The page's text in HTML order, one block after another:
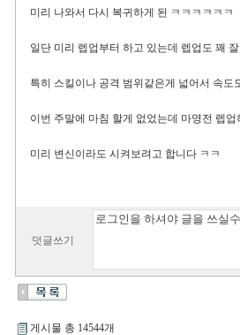
미리 나와서 다시 복귀하게 된 ㅋㅋㅋㅋㅋㅋ
일단 미리 렙업부터 하고 있는데 렙업도 꽤
특히 스킬이나 공격 범위같은게 넓어서 속도
이번 주말에 마침 할게 없었는데 마영전 렙업
미리 변신이라도 시켜보려고 합니다 ㅋㅋ
덧글쓰기
게시물 총 14544개